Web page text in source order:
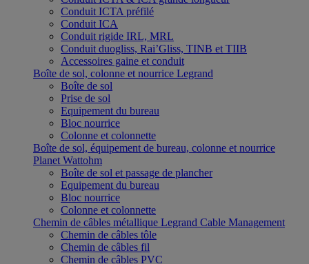
Conduit ICTA préfilé
Conduit ICA
Conduit rigide IRL, MRL
Conduit duogliss, Rai’Gliss, TINB et TIIB
Accessoires gaine et conduit
Boîte de sol, colonne et nourrice Legrand
Boîte de sol
Prise de sol
Equipement du bureau
Bloc nourrice
Colonne et colonnette
Boîte de sol, équipement de bureau, colonne et nourrice
Planet Wattohm
Boîte de sol et passage de plancher
Equipement du bureau
Bloc nourrice
Colonne et colonnette
Chemin de câbles métallique Legrand Cable Management
Chemin de câbles tôle
Chemin de câbles fil
Chemin de câbles PVC